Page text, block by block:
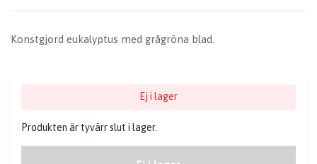
Konstgjord eukalyptus med grågröna blad.
Ej i lager
Produkten är tyvärr slut i lager.